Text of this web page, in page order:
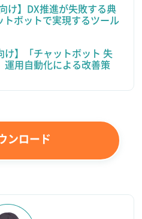
け】DX推進が失敗する典
ボットで実現するツール
け】「チャットボット 失
運用自動化による改善策
ンロード